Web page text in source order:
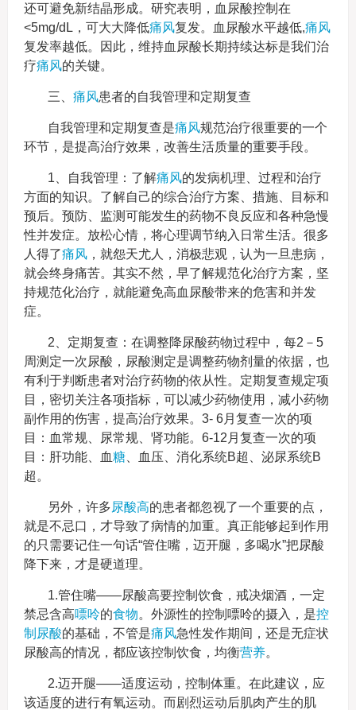
还可避免新结晶形成。研究表明，血尿酸控制在
<5mg/dL，可大大降低痛风复发。血尿酸水平越低,痛风
复发率越低。因此，维持血尿酸长期持续达标是我们治
疗痛风的关键。
三、 痛风患者的自我管理和定期复查
自我管理和定期复查是痛风规范治疗很重要的一个
环节，是提高治疗效果，改善生活质量的重要手段。
1、自我管理：了解痛风的发病机理、过程和治疗
方面的知识。了解自己的综合治疗方案、措施、目标和
预后。预防、监测可能发生的药物不良反应和各种急慢
性并发症。放松心情，将心理调节纳入日常生活。很多
人得了痛风，就怨天尤人，消极悲观，认为一旦患病，
就会终身痛苦。其实不然，早了解规范化治疗方案，坚
持规范化治疗，就能避免高血尿酸带来的危害和并发
症。
2、定期复查：在调整降尿酸药物过程中，每2－5
周测定一次尿酸，尿酸测定是调整药物剂量的依据，也
有利于判断患者对治疗药物的依从性。定期复查规定项
目，密切关注各项指标，可以减少药物使用，减小药物
副作用的伤害，提高治疗效果。3- 6月复查一次的项
目：血常规、尿常规、肾功能。6-12月复查一次的项
目：肝功能、血糖、血压、消化系统B超、泌尿系统B
超。
另外，许多尿酸高的患者都忽视了一个重要的点，
就是不忌口，才导致了病情的加重。真正能够起到作用
的只需要记住一句话“管住嘴，迈开腿，多喝水”把尿酸
降下来，才是硬道理。
1.管住嘴——尿酸高要控制饮食，戒决烟酒，一定
禁忌含高嘌呤的食物。外源性的控制嘌呤的摄入，是控
制尿酸的基础，不管是痛风急性发作期间，还是无症状
尿酸高的情况，都应该控制饮食，均衡营养。
2.迈开腿——适度运动，控制体重。在此建议，应
该适度的进行有氧运动。而剧烈运动后肌肉产生的肌